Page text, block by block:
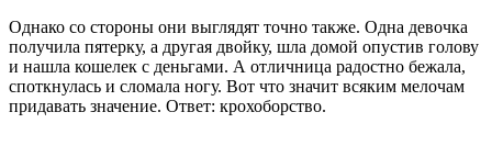
Однако со стороны они выглядят точно также. Одна девочка
получила пятерку, а другая двойку, шла домой опустив голову
и нашла кошелек с деньгами. А отличница радостно бежала,
споткнулась и сломала ногу. Вот что значит всяким мелочам
придавать значение. Ответ: крохоборство.